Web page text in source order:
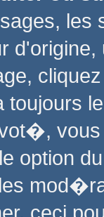
toujours
option